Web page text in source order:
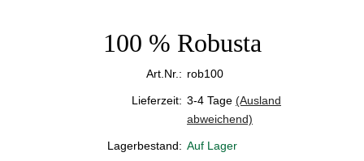
100 % Robusta
Art.Nr.: rob100
Lieferzeit: 3-4 Tage (Ausland
abweichend)
Lagerbestand: Auf Lager